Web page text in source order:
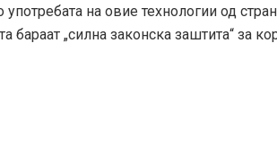
употребата на овие технологии од
бараат „силна законска заштита“ за